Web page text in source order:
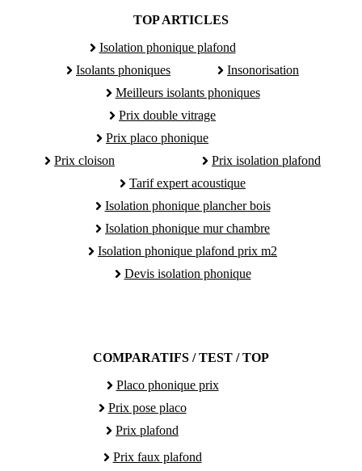
TOP ARTICLES
Isolation phonique plafond
Isolants phoniques
Insonorisation
Meilleurs isolants phoniques
Prix double vitrage
Prix placo phonique
Prix cloison
Prix isolation plafond
Tarif expert acoustique
Isolation phonique plancher bois
Isolation phonique mur chambre
Isolation phonique plafond prix m2
Devis isolation phonique
COMPARATIFS / TEST / TOP
Placo phonique prix
Prix pose placo
Prix plafond
Prix faux plafond